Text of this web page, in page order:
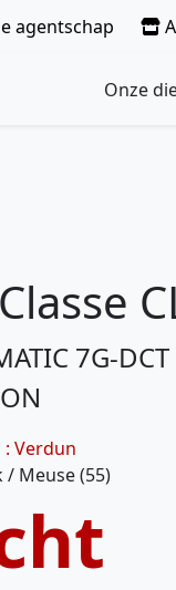
agentschap
Onze
7G-DCT
Verdun
/ Meuse (55)